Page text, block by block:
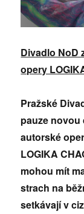
Divadlo NoD
opery
Pražské
pauze
autorské
LOGIKA
mohou mít
strach na
setkávají v